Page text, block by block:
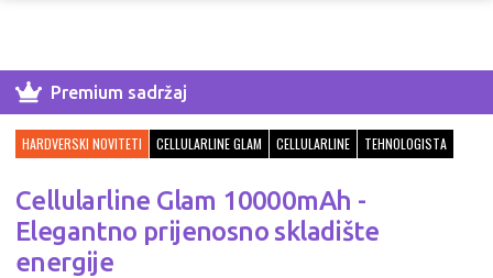
Premium sadržaj
HARDVERSKI NOVITETI CELLULARLINE GLAM CELLULARLINE TEHNOLOGISTA
Cellularline Glam 10000mAh -
Elegantno prijenosno skladište
energije